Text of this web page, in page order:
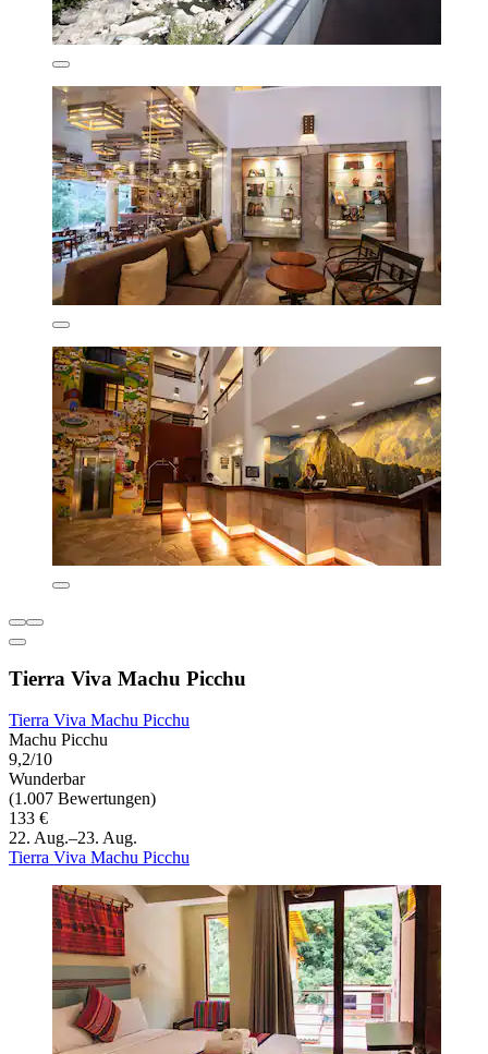
Tierra Viva Machu Picchu
Tierra Viva Machu Picchu
Machu Picchu
9,2/10
Wunderbar
(1.007 Bewertungen)
133 €
22. Aug.–23. Aug.
Tierra Viva Machu Picchu